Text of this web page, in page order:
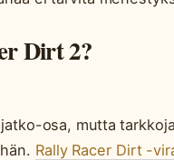
Dirt 2?
osa, mutta
Rally Racer Dirt -